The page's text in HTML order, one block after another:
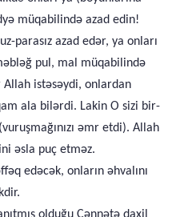
müqabilində azad edin!
parasız azad edər, ya onları
pul, mal müqabilində
Allah istəsəydi, onlardan
ala bilərdi. Lakin O sizi bir-
əmr etdi). Allah
əsla puç etməz.
edəcək, onların əhvalını